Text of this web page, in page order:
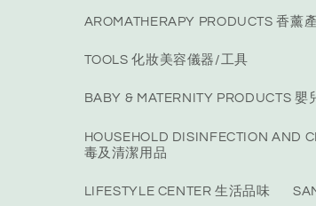
AROMATHERAPY PRODUCTS 香薰
TOOLS 化妝美容儀器/工具
BABY & MATERNITY PRODUCTS 嬰
HOUSEHOLD DISINFECTION AND
毒及清潔用品
LIFESTYLE CENTER 生活品味